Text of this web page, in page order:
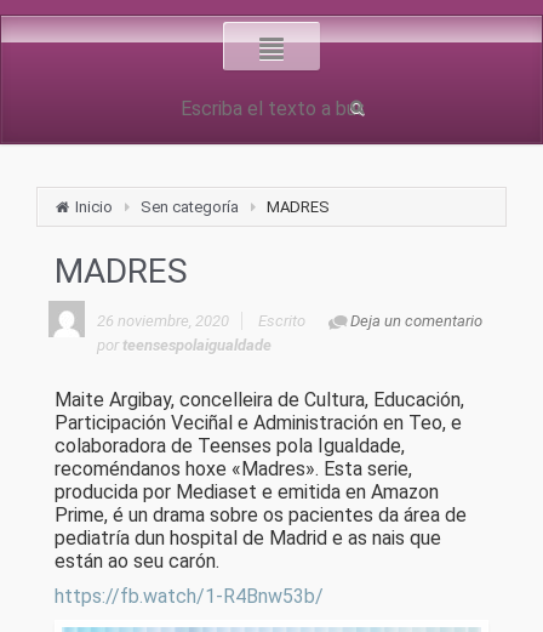
Inicio Sen categoría MADRES
MADRES
26 noviembre, 2020 Deja un comentario
Escrito
porteensespolaigualdade
Maite Argibay, concelleira de Cultura, Educación,
Participación Veciñal e Administración en Teo, e
colaboradora de Teenses pola Igualdade,
recoméndanos hoxe «Madres». Esta serie,
producida por Mediaset e emitida en Amazon
Prime, é un drama sobre os pacientes da área de
pediatría dun hospital de Madrid e as nais que
están ao seu carón.
https://fb.watch/1-R4Bnw53b/